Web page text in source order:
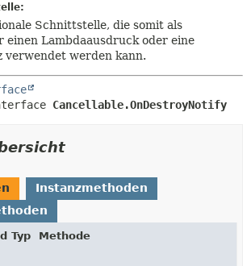
KONSTRUKTOR
METHODE
Schnittstelle, die somit als
einen Lambdaausdruck oder eine
verwendet werden kann.
Cancellable.OnDestroyNotify
Instanzmethoden
Typ
Methode